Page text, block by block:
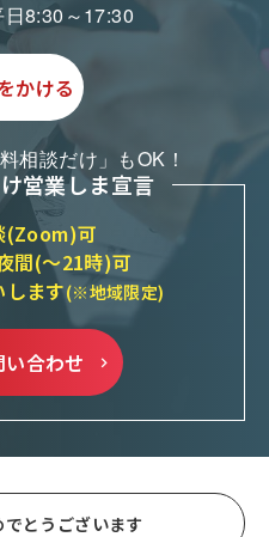
日8:30～17:30
かける
相談だけ」もOK！
営業しま宣言
(Zoom)可
間(～21時)可
ます(※地域限定)
合わせ
とうございます